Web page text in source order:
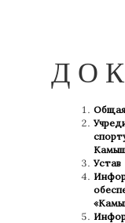
Общая
Устав